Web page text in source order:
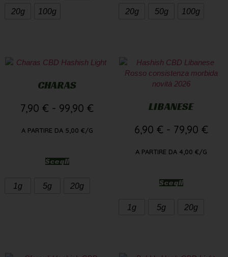
20g 100g 20g 50g 100g
CHARAS
7,90 € - 99,90 €
A PARTIRE DA 5,00 €/G
Scegli
1g 5g 20g
LIBANESE
6,90 € - 79,90 €
A PARTIRE DA 4,00 €/G
Scegli
1g 5g 20g